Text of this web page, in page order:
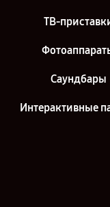
ТВ-
Саундбары
Интерактивные